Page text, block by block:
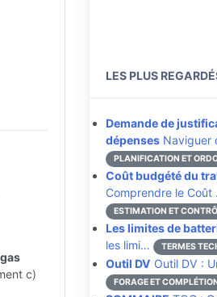
c)
LES PLUS
Demande de
dépenses Naviguer
PLANIFICATION ET
Coût budgété du
Comprendre le Coût
ESTIMATION ET
Les limites de
les limi…
TERMES
Outil DV Outil DV :
FORAGE ET